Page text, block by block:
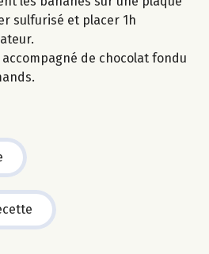
sulfurisé et placer 1h
de chocolat fondu